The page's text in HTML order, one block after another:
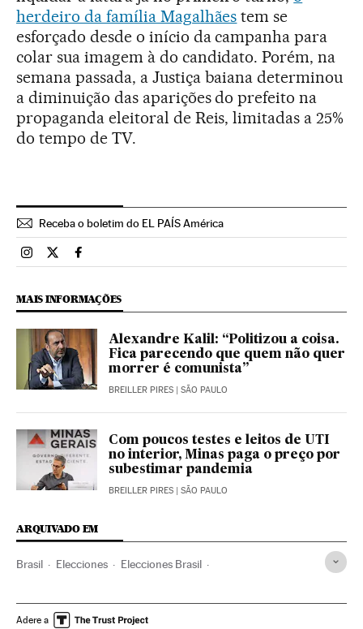
herdeiro da família Magalhães tem se
esforçado desde o início da campanha para
colar sua imagem à do candidato. Porém, na
semana passada, a Justiça baiana determinou
a diminuição das aparições do prefeito na
propaganda eleitoral de Reis, limitadas a 25%
do tempo de TV.
Receba o boletim do EL PAÍS América
Brasil El País Brasil en Instagram
Brasil El País Brasil en Twitter
Brasil El País Brasil en Facebook
MAIS INFORMAÇÕES
Alexandre Kalil: “Politizou a coisa.
Fica parecendo que quem não quer
morrer é comunista”
BREILLER PIRES | SÃO PAULO
Com poucos testes e leitos de UTI
no interior, Minas paga o preço por
subestimar pandemia
BREILLER PIRES | SÃO PAULO
ARQUIVADO EM
Brasil Elecciones Elecciones Brasil
Elecciones municipales Brasil 2020
Adere a